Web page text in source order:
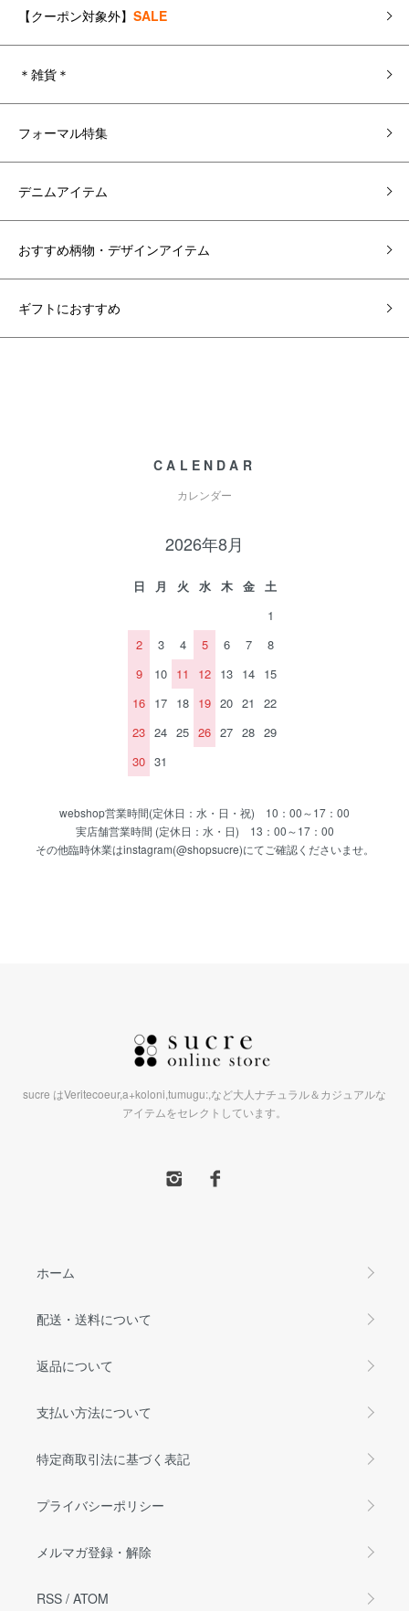
【クーポン対象外】 SALE
＊雑貨＊
フォーマル特集
デニムアイテム
おすすめ柄物・デザインアイテム
ギフトにおすすめ
CALENDAR
カレンダー
2026年8月
日 月 火 水 木 金
土
1
2
3 4 5 6 7
8
9
10 11 12 13 14 15
16 17 18 19 20 21
22
23 24 25 26 27 28 29
30 31
webshop営業時間(定休日：水・日・祝) 10：00～17：00
実店舗営業時間 (定休日：水・日) 13：00～17：00
その他臨時休業はinstagram(@shopsucre)にてご確認くださいませ。
sucre はVeritecoeur,a+koloni,tumugu:,など大人ナチュラル＆カジュアルな
アイテムをセレクトしています。
ホーム
配送・送料について
返品について
支払い方法について
特定商取引法に基づく表記
プライバシーポリシー
メルマガ登録・解除
RSS / ATOM